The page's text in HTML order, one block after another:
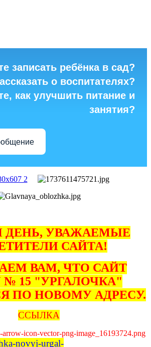
записать ребёнка в сад?
о воспитателях?
как улучшить питание и
занятия?
ДЕНЬ, УВАЖАЕМЫЕ
САЙТА!
ВАМ, ЧТО САЙТ
15 "УРГАЛОЧКА"
ПО НОВОМУ АДРЕСУ.
ССЫЛКА
novyj-urgal-